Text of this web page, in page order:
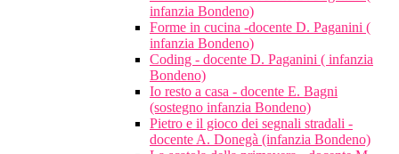
infanzia Bondeno)
Forme in cucina -docente D. Paganini (
infanzia Bondeno)
Coding - docente D. Paganini ( infanzia
Bondeno)
Io resto a casa - docente E. Bagni
(sostegno infanzia Bondeno)
Pietro e il gioco dei segnali stradali -
docente A. Donegà (infanzia Bondeno)